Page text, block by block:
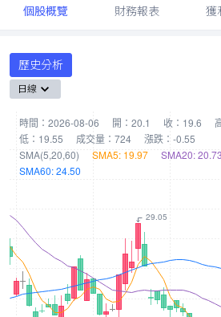
個股概覽 財務報表 獲
歷史分析
日線